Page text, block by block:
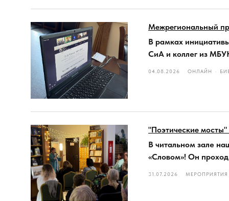
Межрегиональный
В рамках
СиА и коллег из
04.08.2026 ОНЛАЙН
"Поэтические
В читальном зале
«Словом»! Он
31.07.2026 МЕРОПРИЯТИЯ